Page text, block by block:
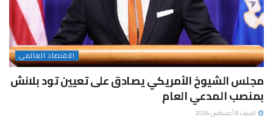
الاقتصاد العالمى
مجلس الشيوخ الأمريكي يصادق على تعيين تود بلانش
بمنصب المدعي العام
السبت 8 أغسطس 2026